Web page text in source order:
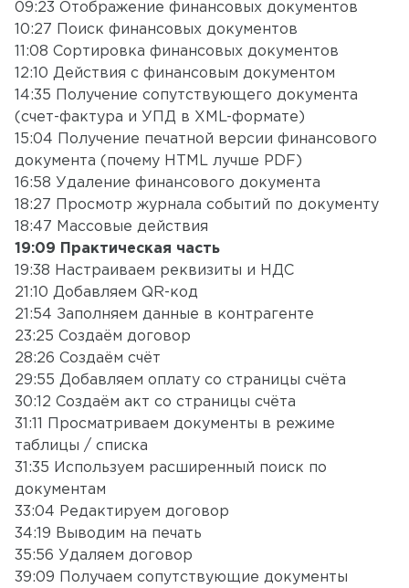
09:23 Отображение финансовых документов
10:27 Поиск финансовых документов
11:08 Сортировка финансовых документов
12:10 Действия с финансовым документом
14:35 Получение сопутствующего документа
(счет-фактура и УПД в XML-формате)
15:04 Получение печатной версии финансового
документа (почему HTML лучше PDF)
16:58 Удаление финансового документа
18:27 Просмотр журнала событий по документу
18:47 Массовые действия
19:09 Практическая часть
19:38 Настраиваем реквизиты и НДС
21:10 Добавляем QR-код
21:54 Заполняем данные в контрагенте
23:25 Создаём договор
28:26 Создаём счёт
29:55 Добавляем оплату со страницы счёта
30:12 Создаём акт со страницы счёта
31:11 Просматриваем документы в режиме
таблицы / списка
31:35 Используем расширенный поиск по
документам
33:04 Редактируем договор
34:19 Выводим на печать
35:56 Удаляем договор
39:09 Получаем сопутствующие документы